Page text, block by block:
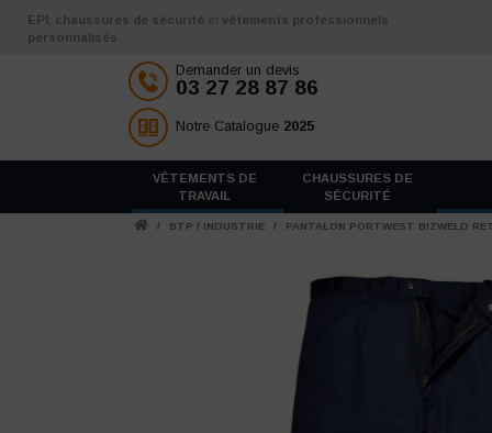
Aller au contenu
EPI chaussures de sécurité et vêtements professionnels
personnalisés
Demander un devis
03 27 28 87 86
Notre Catalogue 2025
VÊTEMENTS DE
TRAVAIL
CHAUSSURES DE
SÉCURITÉ
/ BTP / INDUSTRIE / PANTALON PORTWEST BIZWELD